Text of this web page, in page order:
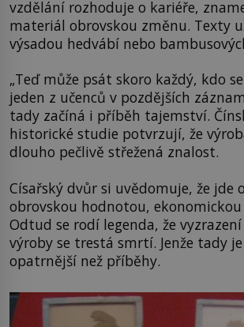
vzdělání rozhoduje o kariéře,
materiál obrovskou změnu. Texty
výsadou hedvábí nebo
„Teď může psát skoro každý, kdo
jeden z učenců v pozdějších
tady začíná i příběh tajemství.
historické studie potvrzují, že
dlouho pečlivě střežená znalost.
Císařský dvůr si uvědomuje, že jde
obrovskou hodnotou,
Odtud se rodí legenda, že
výroby se trestá smrtí. Jenže tady
opatrnější než příběhy.